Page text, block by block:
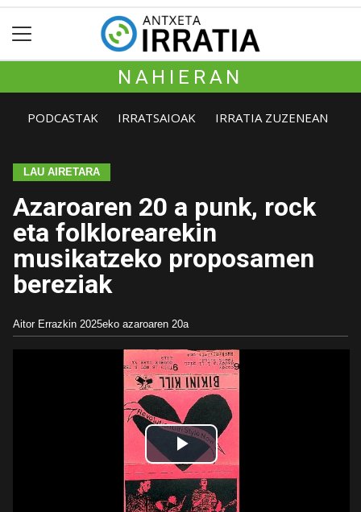
NAHIERAN
PODCASTAK IRRATSAIOAK IRRATIA ZUZENEAN
LAU AIRETARA
Azaroaren 20 a punk, rock
eta folklorearekin
musikatzeko proposamen
bereziak
Aitor Errazkin 2025eko azaroaren 20a